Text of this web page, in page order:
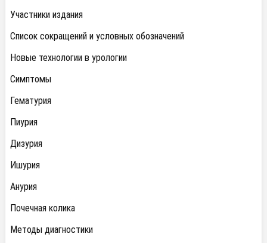
Участники издания
Список сокращений и условных обозначений
Новые технологии в урологии
Симптомы
Гематурия
Пиурия
Дизурия
Ишурия
Анурия
Почечная колика
Методы диагностики